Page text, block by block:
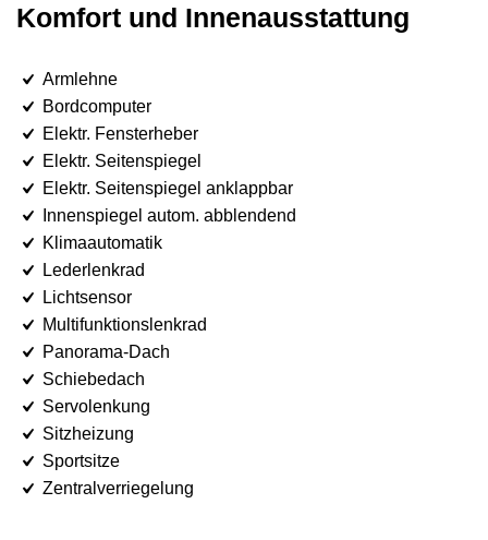
Komfort und Innenausstattung
Armlehne
Bordcomputer
Elektr. Fensterheber
Elektr. Seitenspiegel
Elektr. Seitenspiegel anklappbar
Innenspiegel autom. abblendend
Klimaautomatik
Lederlenkrad
Lichtsensor
Multifunktionslenkrad
Panorama-Dach
Schiebedach
Servolenkung
Sitzheizung
Sportsitze
Zentralverriegelung